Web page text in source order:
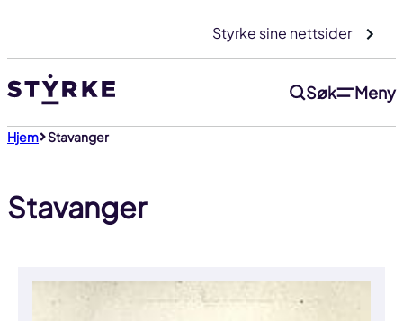
innhold
Styrke sine nettsider
Søk Meny
Hjem Stavanger
Stavanger